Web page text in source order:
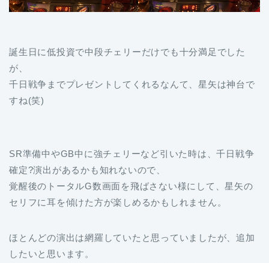
誕生日に低投資で中段チェリーだけでも十分満足でした
が、
千日戦争までプレゼントしてくれるなんて、星矢は神台で
すね(笑)
SR準備中やGB中に強チェリーなど引いた時は、千日戦争
確定?演出があるかも知れないので、
覚醒後のトータルG数画面を飛ばさない様にして、星矢の
セリフに耳を傾けた方が楽しめるかもしれません。
ほとんどの演出は網羅していたと思っていましたが、追加
したいと思います。